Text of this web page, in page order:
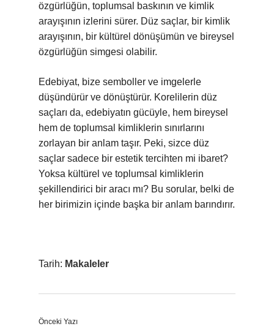
özgürlüğün, toplumsal baskının ve kimlik
arayışının izlerini sürer. Düz saçlar, bir kimlik
arayışının, bir kültürel dönüşümün ve bireysel
özgürlüğün simgesi olabilir.
Edebiyat, bize semboller ve imgelerle
düşündürür ve dönüştürür. Korelilerin düz
saçları da, edebiyatın gücüyle, hem bireysel
hem de toplumsal kimliklerin sınırlarını
zorlayan bir anlam taşır. Peki, sizce düz
saçlar sadece bir estetik tercihten mi ibaret?
Yoksa kültürel ve toplumsal kimliklerin
şekillendirici bir aracı mı? Bu sorular, belki de
her birimizin içinde başka bir anlam barındırır.
Tarih: Makaleler
Önceki Yazı